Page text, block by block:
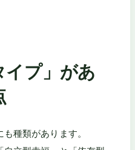
イプ」があ
種類があります。